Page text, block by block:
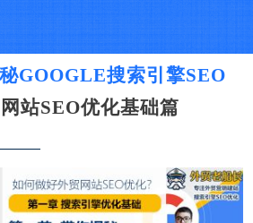
GOOGLE搜索引擎SEO
站SEO优化基础篇